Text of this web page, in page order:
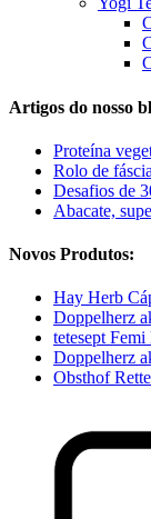
Artigos do nosso
Proteína
Rolo de
Desafios de
Abacate,
Novos Produtos:
Hay Herb
Doppelherz
tetesept
Doppelherz
Obsthof